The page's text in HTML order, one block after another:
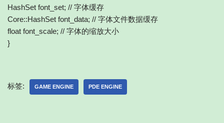
HashSet font_set; // 字体缓存
Core::HashSet font_data; // 字体文件数据缓存
float font_scale; // 字体的缩放大小
}
标签: GAME ENGINE PDE ENGINE